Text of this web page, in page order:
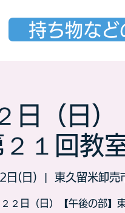
持ち物など
日（日
１回教
日(日) 東久留米卸売
２２日（日）【午後の部】